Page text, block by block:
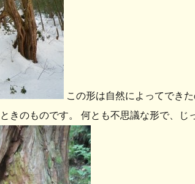
この形は自然によってでき
きのものです。 何とも不思議な形で、